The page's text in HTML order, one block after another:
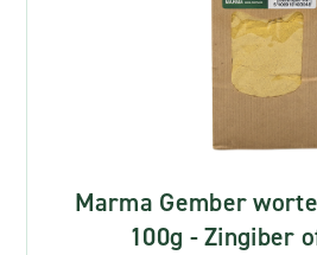
Marma Gember
100g - Zingiber